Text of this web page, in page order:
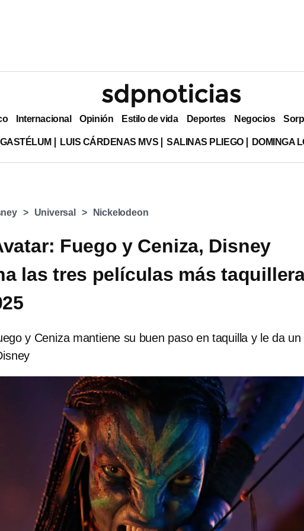
Internacional Opinión Estilo de vida Deportes Negocios
LUIS CÁRDENAS MVS SALINAS PLIEGO DOMINGA
Universal Nickelodeon
Fuego y Ceniza, Disney
las tres películas más
y Ceniza mantiene su buen paso en taquilla y le da un